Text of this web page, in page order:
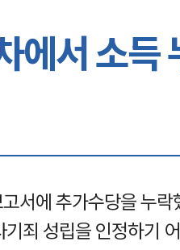
에서 소득
서에 추가수당을 누
죄 성립을 인정하기